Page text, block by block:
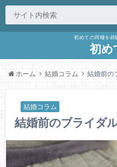
初めての同棲を経
初め
ホーム 結婚コラム 結婚前の
結婚コラム
結婚前のブライダ